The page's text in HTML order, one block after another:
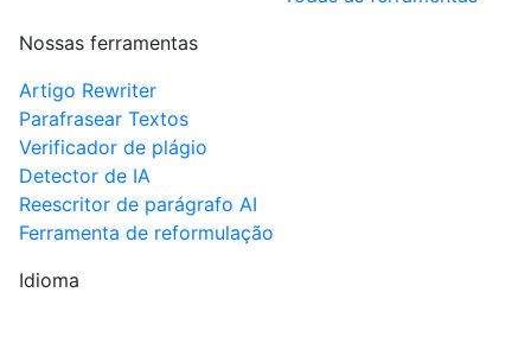
Nossas ferramentas
Artigo Rewriter
Parafrasear Textos
Verificador de plágio
Detector de IA
Reescritor de parágrafo AI
Ferramenta de reformulação
Idioma